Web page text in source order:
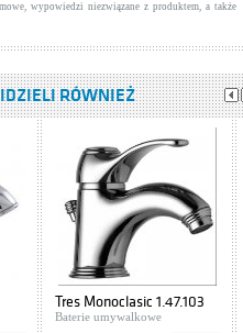
wypowiedzi niezwiązane z produktem, a także
RÓWNIEŻ
Tres Monoclasic 1.47.103
Baterie umywalkowe